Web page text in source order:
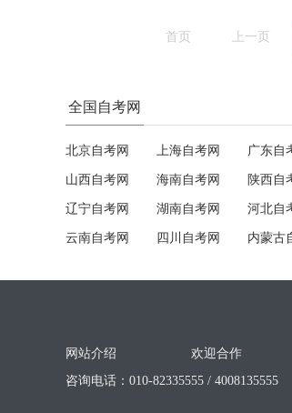
首页 上一页
全国自考网
北京自考网 上海自考网 广东自
山西自考网 海南自考网 陕西自
辽宁自考网 湖南自考网 河北自
云南自考网 四川自考网 内蒙古
网站介绍 欢迎合作
咨询电话：010-82335555 / 4008135555